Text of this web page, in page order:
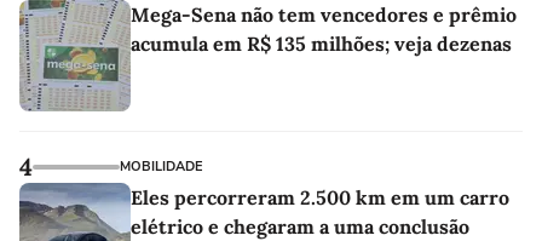
Mega-Sena não tem vencedores e prêmio
acumula em R$ 135 milhões; veja dezenas
4 MOBILIDADE
Eles percorreram 2.500 km em um carro
elétrico e chegaram a uma conclusão